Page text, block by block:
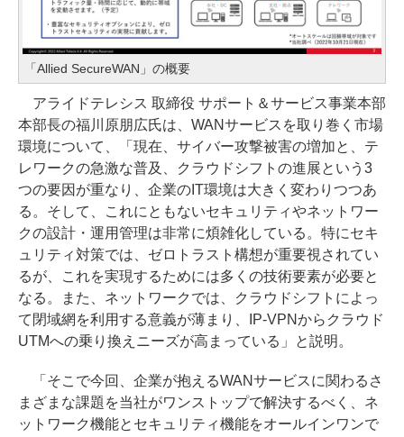
「Allied SecureWAN」の概要
アライドテレシス 取締役 サポート＆サービス事業本部
本部長の福川原朋広氏は、WANサービスを取り巻く市場
環境について、「現在、サイバー攻撃被害の増加と、テ
レワークの急激な普及、クラウドシフトの進展という3
つの要因が重なり、企業のIT環境は大きく変わりつつあ
る。そして、これにともないセキュリティやネットワー
クの設計・運用管理は非常に煩雑化している。特にセキ
ュリティ対策では、ゼロトラスト構想が重要視されてい
るが、これを実現するためには多くの技術要素が必要と
なる。また、ネットワークでは、クラウドシフトによっ
て閉域網を利用する意義が薄まり、IP-VPNからクラウド
UTMへの乗り換えニーズが高まっている」と説明。
「そこで今回、企業が抱えるWANサービスに関わるさ
まざまな課題を当社がワンストップで解決するべく、ネ
ットワーク機能とセキュリティ機能をオールインワンで